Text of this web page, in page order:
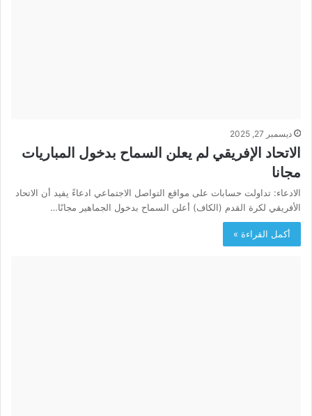
ديسمبر 27, 2025
الاتحاد الإفريقي لم يعلن السماح بدخول المباريات
مجانا
الادعاء: تداولت حسابات على مواقع التواصل الاجتماعي ادعاءً يفيد أن الاتحاد
الأفريقي لكرة القدم (الكاف) أعلن السماح بدخول الجماهير مجانًا…
أكمل القراءة »